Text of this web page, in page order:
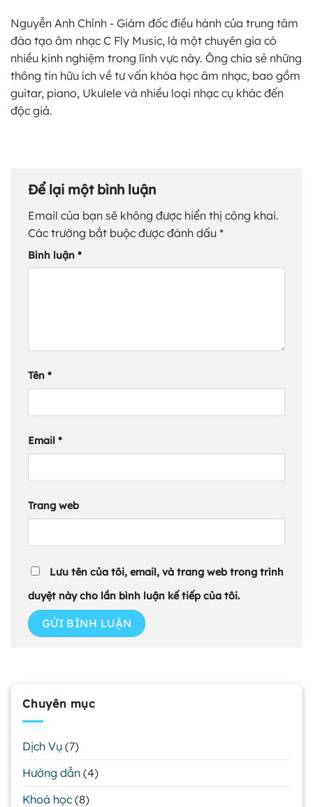
Nguyễn Anh Chỉnh - Giám đốc điều hành của trung tâm
đào tạo âm nhạc C Fly Music, là một chuyên gia có
nhiều kinh nghiệm trong lĩnh vực này. Ông chia sẻ những
thông tin hữu ích về tư vấn khóa học âm nhạc, bao gồm
guitar, piano, Ukulele và nhiều loại nhạc cụ khác đến
độc giả.
Để lại một bình luận
Email của bạn sẽ không được hiển thị công khai.
Các trường bắt buộc được đánh dấu *
Bình luận *
Tên *
Email *
Trang web
Lưu tên của tôi, email, và trang web trong trình
duyệt này cho lần bình luận kế tiếp của tôi.
Chuyên mục
Dịch Vụ (7)
Hướng dẫn (4)
Khoá học (8)